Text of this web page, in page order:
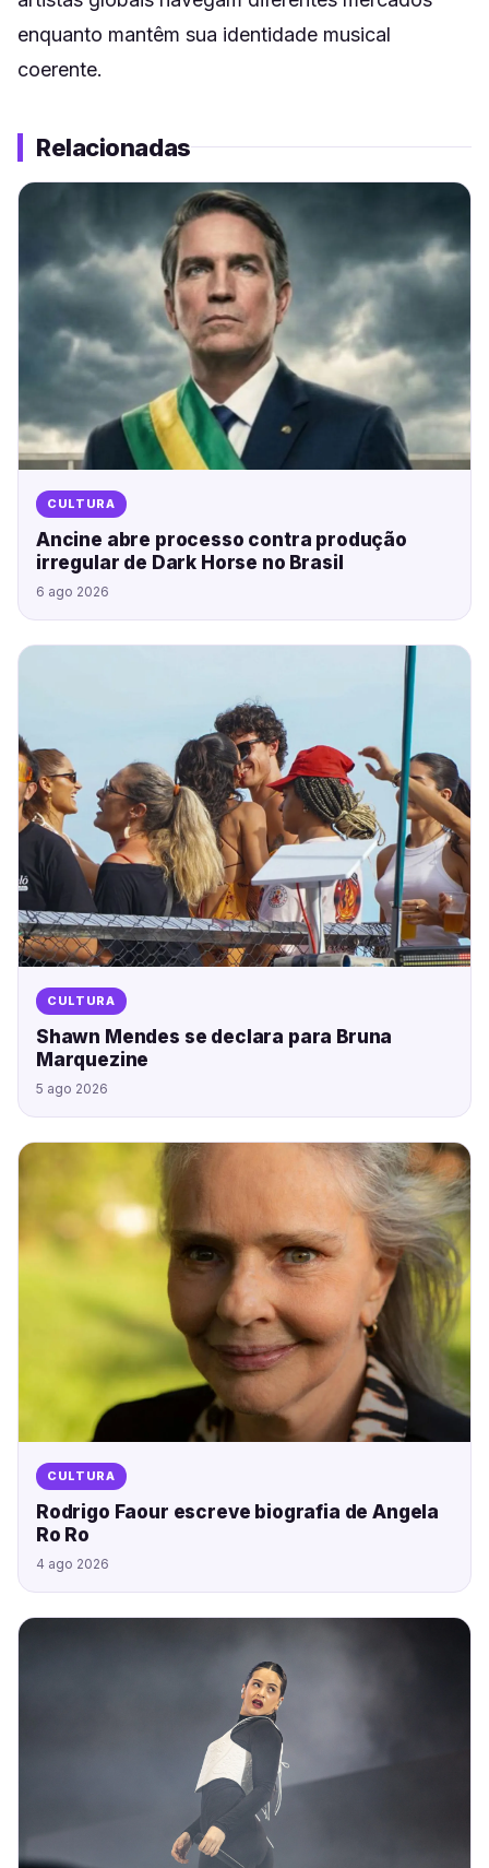
enquanto mantêm sua identidade musical
coerente.
Relacionadas
CULTURA
Ancine abre processo contra produção
irregular de Dark Horse no Brasil
6 ago 2026
CULTURA
Shawn Mendes se declara para Bruna
Marquezine
5 ago 2026
CULTURA
Rodrigo Faour escreve biografia de Angela
Ro Ro
4 ago 2026